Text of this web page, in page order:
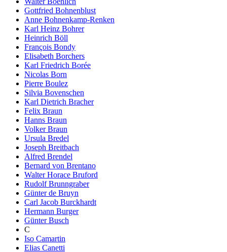
Gottfried Bohnenblust
Anne Bohnenkamp-Renken
Karl Heinz Bohrer
Heinrich Böll
François Bondy
Elisabeth Borchers
Karl Friedrich Borée
Nicolas Born
Pierre Boulez
Silvia Bovenschen
Karl Dietrich Bracher
Felix Braun
Hanns Braun
Volker Braun
Ursula Bredel
Joseph Breitbach
Alfred Brendel
Bernard von Brentano
Walter Horace Bruford
Rudolf Brunngraber
Günter de Bruyn
Carl Jacob Burckhardt
Hermann Burger
Günter Busch
C
Iso Camartin
Elias Canetti